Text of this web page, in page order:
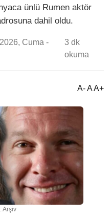
ünlü Rumen aktör
dahil oldu.
Cuma -
3 dk
okuma
A- A A+
Arşiv